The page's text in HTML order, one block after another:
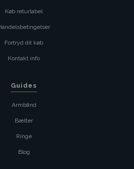
Køb returlabel
Fortryd dit køb
Kontakt info
Guides
Armbånd
Bælter
Ringe
Blog